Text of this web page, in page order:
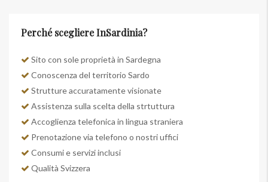
Perché scegliere InSardinia?
Sito con sole proprietà in Sardegna
Conoscenza del territorio Sardo
Strutture accuratamente visionate
Assistenza sulla scelta della strtuttura
Accoglienza telefonica in lingua straniera
Prenotazione via telefono o nostri uffici
Consumi e servizi inclusi
Qualità Svizzera